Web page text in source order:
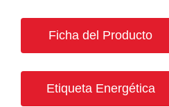
Ficha del Producto
Etiqueta Energética